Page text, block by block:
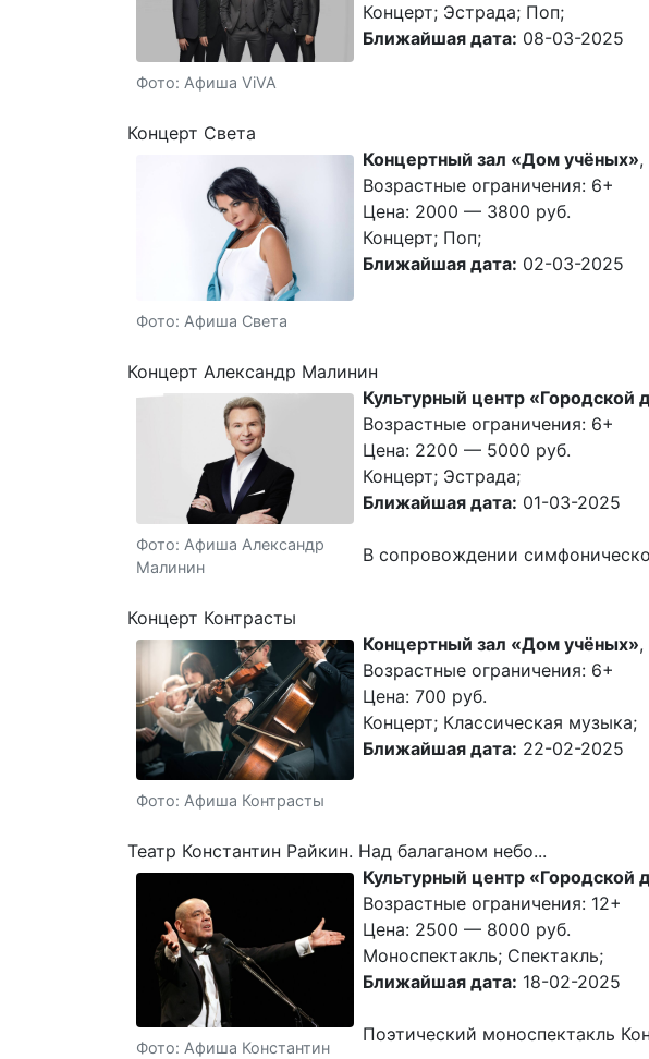
Фото: Афиша ViVA
Концерт; Эстрада; Поп;
Ближайшая дата: 08-03-2025
Концерт Света
Фото: Афиша Света
Концертный зал «Дом учёных»,
Возрастные ограничения: 6+
Цена: 2000 — 3800 руб.
Концерт; Поп;
Ближайшая дата: 02-03-2025
Концерт Александр Малинин
Фото: Афиша Александр
Малинин
Культурный центр «Городской
Возрастные ограничения: 6+
Цена: 2200 — 5000 руб.
Концерт; Эстрада;
Ближайшая дата: 01-03-2025
В сопровождении
Концерт Контрасты
Фото: Афиша Контрасты
Концертный зал «Дом учёных»,
Возрастные ограничения: 6+
Цена: 700 руб.
Концерт; Классическая музыка;
Ближайшая дата: 22-02-2025
Театр Константин Райкин. Над балаганом небо...
Фото: Афиша Константин
Культурный центр «Городской
Возрастные ограничения: 12+
Цена: 2500 — 8000 руб.
Моноспектакль; Спектакль;
Ближайшая дата: 18-02-2025
Поэтический моноспектакль